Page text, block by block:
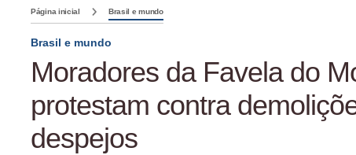
Página inicial Brasil e mundo
Brasil e mundo
Moradores da Favela do
protestam contra
despejos